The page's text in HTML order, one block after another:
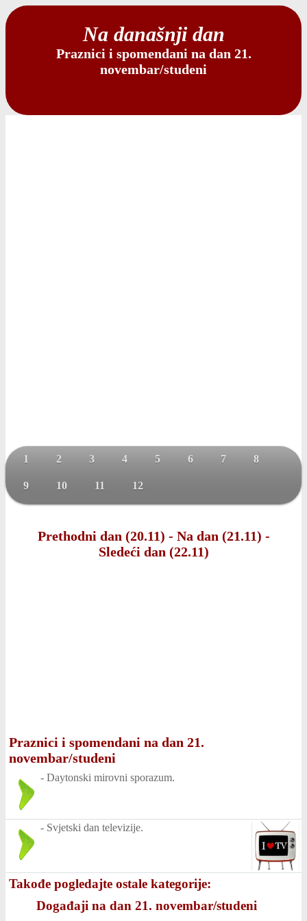
Na današnji dan
Praznici i spomendani na dan 21.
novembar/studeni
1 2 3 4 5 6 7 8
9 10 11 12
Prethodni dan (20.11) - Na dan (21.11) -
Sledeći dan (22.11)
Praznici i spomendani na dan 21.
novembar/studeni
- Daytonski mirovni sporazum.
- Svjetski dan televizije.
Takođe pogledajte ostale kategorije:
Događaji na dan 21. novembar/studeni